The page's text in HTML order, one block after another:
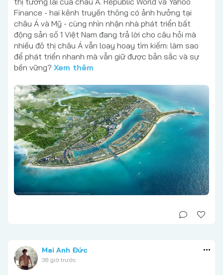
Finance - hai kênh truyền thông có ảnh hưởng tại
châu Á và Mỹ - cùng nhìn nhận nhà phát triển bất
động sản số 1 Việt Nam đang trả lời cho câu hỏi mà
nhiều đô thị châu Á vẫn loay hoay tìm kiếm: làm sao
để phát triển nhanh mà vẫn giữ được bản sắc và sự
bền vững? Xem thêm
Mai Anh Đức
38 giờ trước